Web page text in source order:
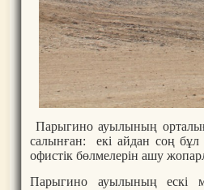
Парыгино ауылының
салынған: екі айдан соң бұл
офистік бөлмелерін ашу
Парыгино ауылының ескі